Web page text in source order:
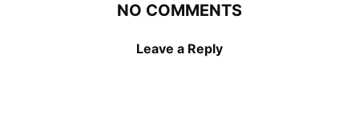
NO COMMENTS
Leave a Reply